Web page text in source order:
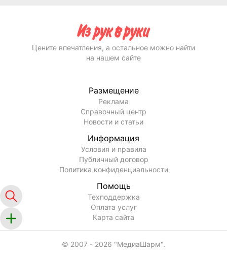
Цените впечатления, а остальное можно найти
на нашем сайте
Размещение
Реклама
Справочный центр
Новости и статьи
Информация
Условия и правила
Публичный договор
Политика конфиденциальности
Помощь
Техподдержка
Оплата услуг
Карта сайта
© 2007 - 2026 "МедиаШарм".